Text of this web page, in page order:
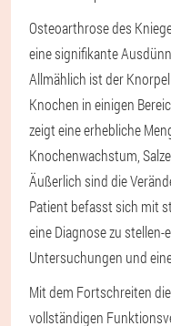
Osteoarthrose des
eine signifikante
Allmählich ist der
Knochen in einigen
zeigt eine erhebliche
Knochenwachstum,
Äußerlich sind die
Patient befasst sich mit
eine Diagnose zu
Untersuchungen und
Mit dem Fortschreiten
vollständigen